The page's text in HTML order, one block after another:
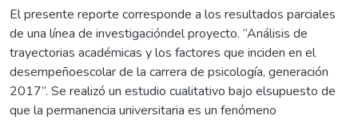
El presente reporte corresponde a los resultados parciales
de una línea de investigacióndel proyecto. “Análisis de
trayectorias académicas y los factores que inciden en el
desempeñoescolar de la carrera de psicología, generación
2017”. Se realizó un estudio cualitativo bajo elsupuesto de
que la permanencia universitaria es un fenómeno